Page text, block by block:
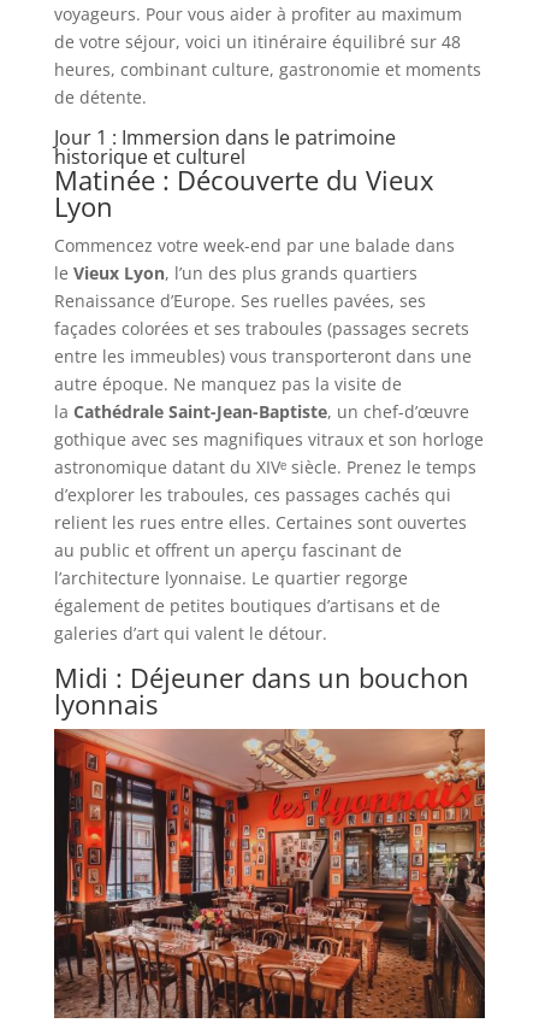
voyageurs. Pour vous aider à profiter au maximum
de votre séjour, voici un itinéraire équilibré sur 48
heures, combinant culture, gastronomie et moments
de détente.
Jour 1 : Immersion dans le patrimoine
historique et culturel
Matinée : Découverte du Vieux
Lyon
Commencez votre week-end par une balade dans
le Vieux Lyon, l’un des plus grands quartiers
Renaissance d’Europe. Ses ruelles pavées, ses
façades colorées et ses traboules (passages secrets
entre les immeubles) vous transporteront dans une
autre époque. Ne manquez pas la visite de
la Cathédrale Saint-Jean-Baptiste, un chef-d’œuvre
gothique avec ses magnifiques vitraux et son horloge
astronomique datant du XIVᵉ siècle. Prenez le temps
d’explorer les traboules, ces passages cachés qui
relient les rues entre elles. Certaines sont ouvertes
au public et offrent un aperçu fascinant de
l’architecture lyonnaise. Le quartier regorge
également de petites boutiques d’artisans et de
galeries d’art qui valent le détour.
Midi : Déjeuner dans un bouchon
lyonnais